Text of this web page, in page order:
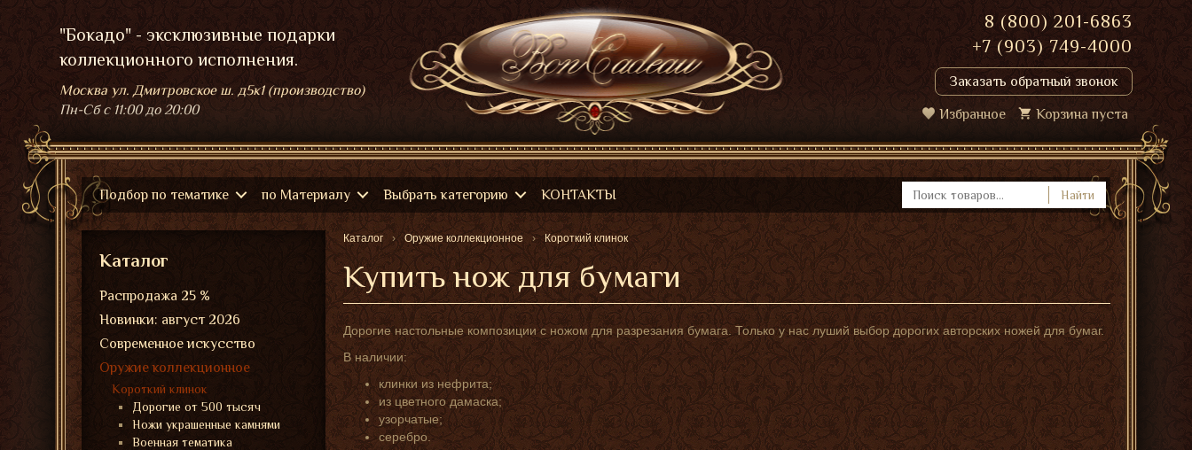
"Бокадо" - эксклюзивные подарки
коллекционного исполнения.
Москва ул. Дмитровское ш. д5к1 (производство)
Пн-Сбс 11:00 до 20:00
8 (800) 201-6863
+7 (903) 749-4000
Заказать обратный звонок
Избранное Корзина пуста
Подбор по тематике по Материалу Выбрать категорию КОНТАКТЫ Найти
Каталог Оружие коллекционное Короткий клинок
Купить нож для бумаги
Дорогие настольные композиции с ножом для разрезания бумага. Только у нас луший выбор дорогих авторских ножей для бумаг.
В наличии:
клинки из нефрита;
из цветного дамаска;
узорчатые;
серебро.
Каталог
Распродажа 25 %
Новинки: август 2026
Современное искусство
Оружие коллекционное
Короткий клинок
Дорогие от 500 тысяч
Ножи украшенные камнями
Военная тематика